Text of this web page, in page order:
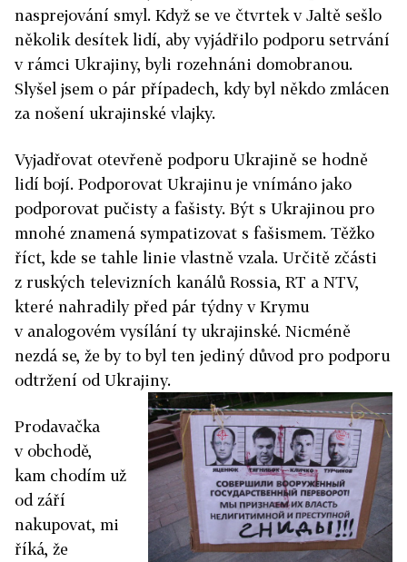
nasprejování smyl. Když se ve čtvrtek v Jaltě sešlo
několik desítek lidí, aby vyjádřilo podporu setrvání
v rámci Ukrajiny, byli rozehnáni domobranou.
Slyšel jsem o pár případech, kdy byl někdo zmlácen
za nošení ukrajinské vlajky.
Vyjadřovat otevřeně podporu Ukrajině se hodně
lidí bojí. Podporovat Ukrajinu je vnímáno jako
podporovat pučisty a fašisty. Být s Ukrajinou pro
mnohé znamená sympatizovat s fašismem. Těžko
říct, kde se tahle linie vlastně vzala. Určitě zčásti
z ruských televizních kanálů Rossia, RT a NTV,
které nahradily před pár týdny v Krymu
v analogovém vysílání ty ukrajinské. Nicméně
nezdá se, že by to byl ten jediný důvod pro podporu
odtržení od Ukrajiny.
Prodavačka
v obchodě,
kam chodím už
od září
nakupovat, mi
říká, že